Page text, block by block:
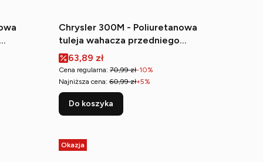
Chrysler 300M - Poliuretanowa
tuleja wahacza przedniego
(zewnętrzna)
Cena promocyjna
63,89 zł
Cena regularna: 70,99 zł-10%
Najniższa cena: 60,99 zł+5%
Do koszyka
Okazja